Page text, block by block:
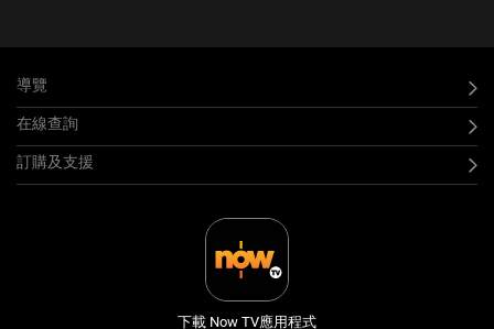
導覽
在線查詢
訂購及支援
下載 Now TV應用程式